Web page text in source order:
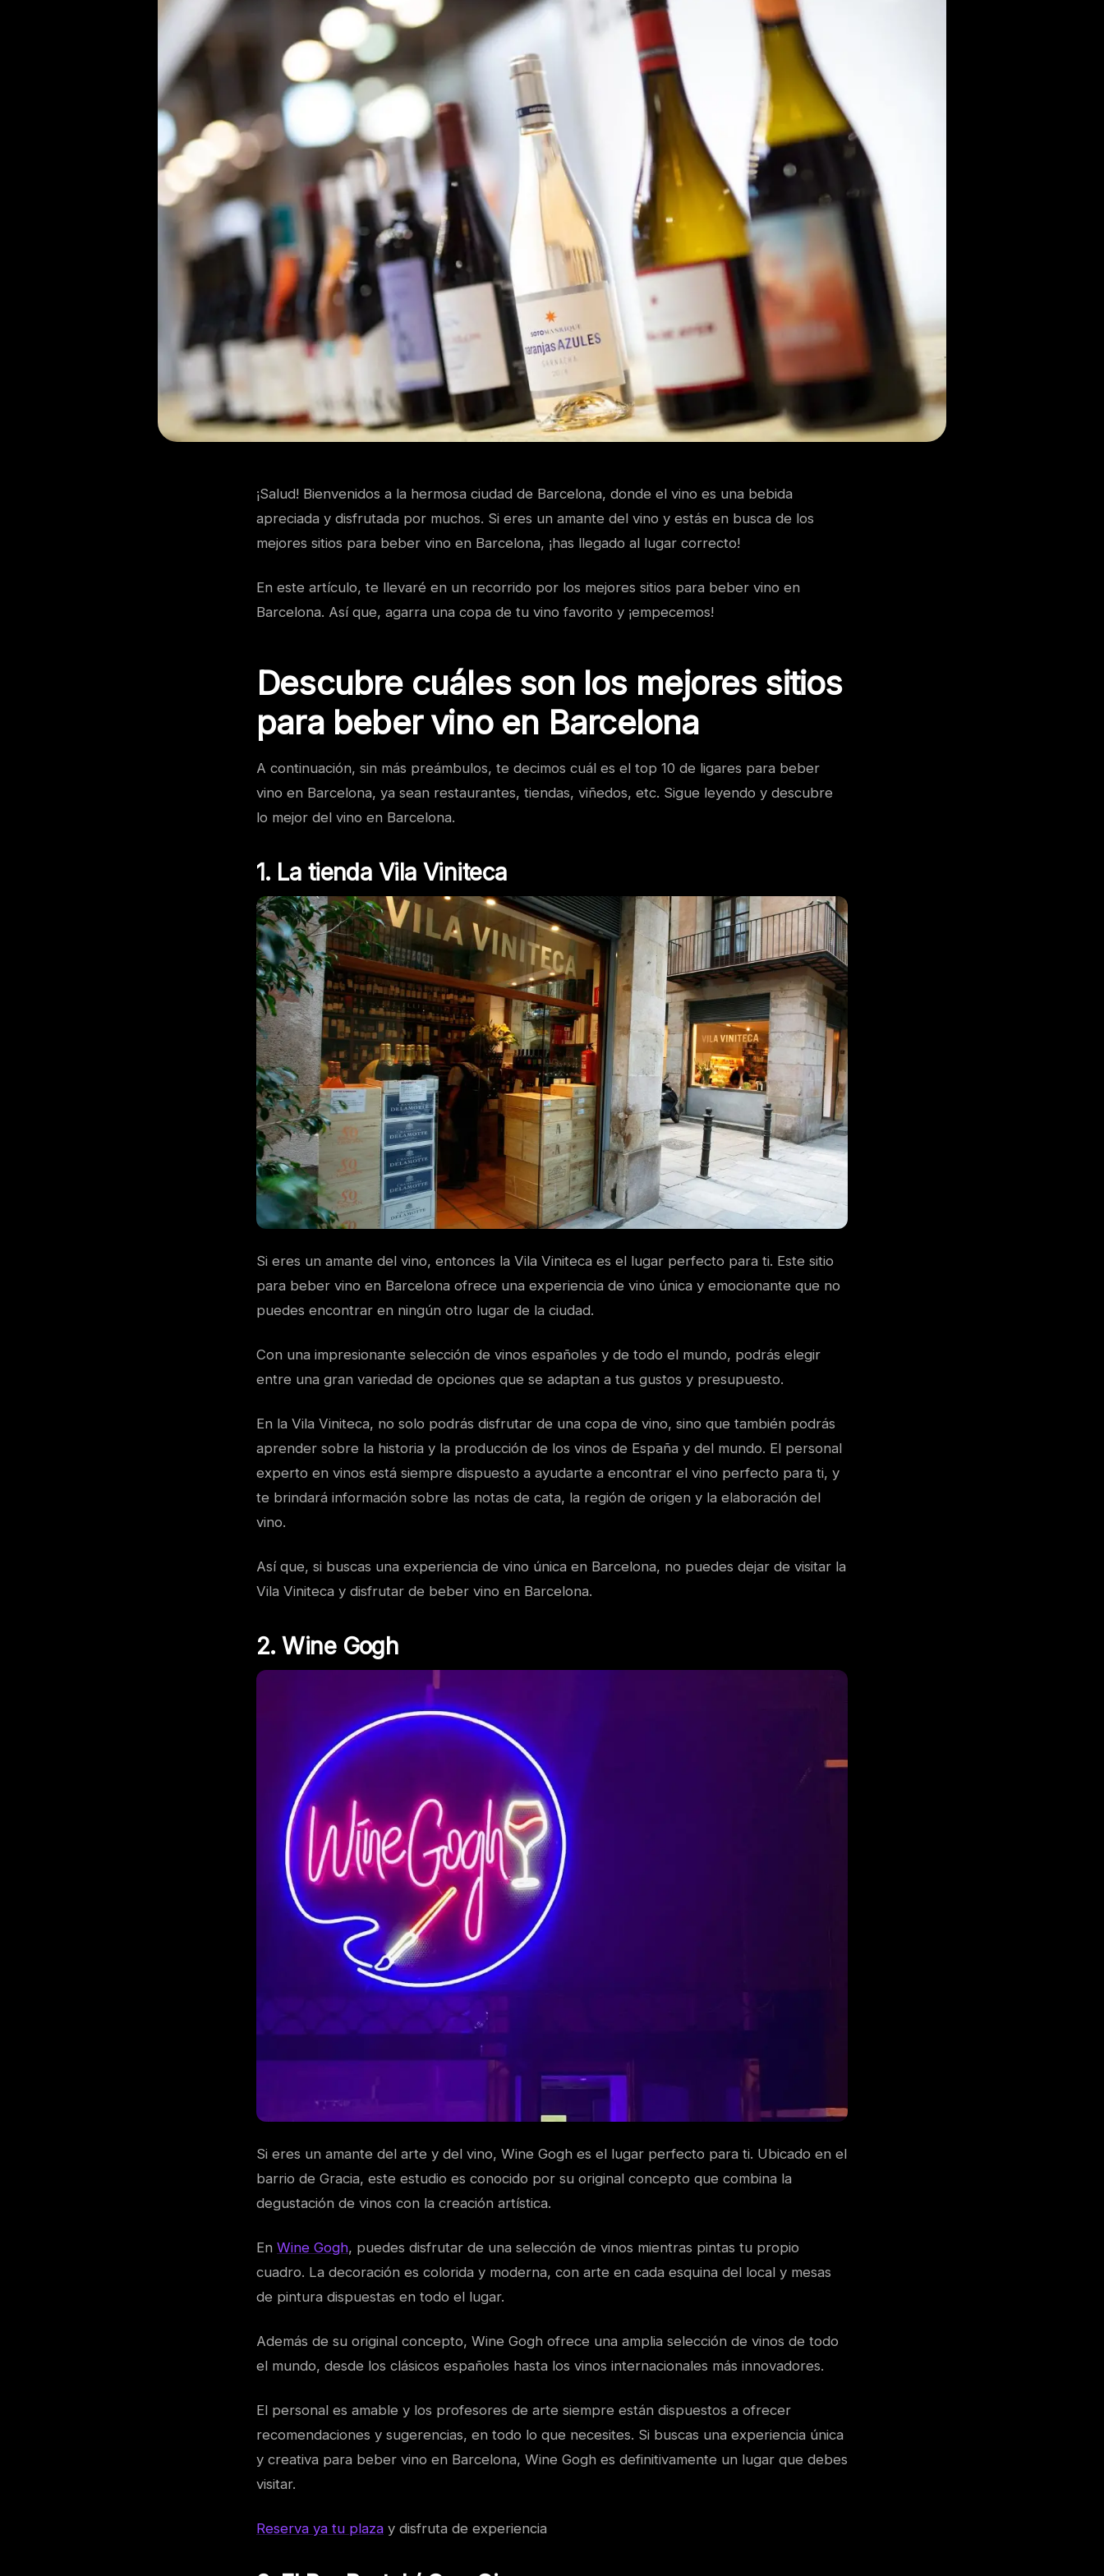
¡Salud! Bienvenidos a la hermosa ciudad de Barcelona, donde el vino es una bebida
apreciada y disfrutada por muchos. Si eres un amante del vino y estás en busca de los
mejores sitios para beber vino en Barcelona, ¡has llegado al lugar correcto!
En este artículo, te llevaré en un recorrido por los mejores sitios para beber vino en
Barcelona. Así que, agarra una copa de tu vino favorito y ¡empecemos!
Descubre cuáles son los mejores sitios
para beber vino en Barcelona
A continuación, sin más preámbulos, te decimos cuál es el top 10 de ligares para beber
vino en Barcelona, ya sean restaurantes, tiendas, viñedos, etc. Sigue leyendo y descubre
lo mejor del vino en Barcelona.
1. La tienda Vila Viniteca
Si eres un amante del vino, entonces la Vila Viniteca es el lugar perfecto para ti. Este sitio
para beber vino en Barcelona ofrece una experiencia de vino única y emocionante que no
puedes encontrar en ningún otro lugar de la ciudad.
Con una impresionante selección de vinos españoles y de todo el mundo, podrás elegir
entre una gran variedad de opciones que se adaptan a tus gustos y presupuesto.
En la Vila Viniteca, no solo podrás disfrutar de una copa de vino, sino que también podrás
aprender sobre la historia y la producción de los vinos de España y del mundo. El personal
experto en vinos está siempre dispuesto a ayudarte a encontrar el vino perfecto para ti, y
te brindará información sobre las notas de cata, la región de origen y la elaboración del
vino.
Así que, si buscas una experiencia de vino única en Barcelona, ​​no puedes dejar de visitar la
Vila Viniteca y disfrutar de beber vino en Barcelona.
2. Wine Gogh
Si eres un amante del arte y del vino, Wine Gogh es el lugar perfecto para ti. Ubicado en el
barrio de Gracia, este estudio es conocido por su original concepto que combina la
degustación de vinos con la creación artística.
En Wine Gogh, puedes disfrutar de una selección de vinos mientras pintas tu propio
cuadro. La decoración es colorida y moderna, con arte en cada esquina del local y mesas
de pintura dispuestas en todo el lugar.
Además de su original concepto, Wine Gogh ofrece una amplia selección de vinos de todo
el mundo, desde los clásicos españoles hasta los vinos internacionales más innovadores.
El personal es amable y los profesores de arte siempre están dispuestos a ofrecer
recomendaciones y sugerencias, en todo lo que necesites. Si buscas una experiencia única
y creativa para beber vino en Barcelona, Wine Gogh es definitivamente un lugar que debes
visitar.
Reserva ya tu plaza y disfruta de experiencia